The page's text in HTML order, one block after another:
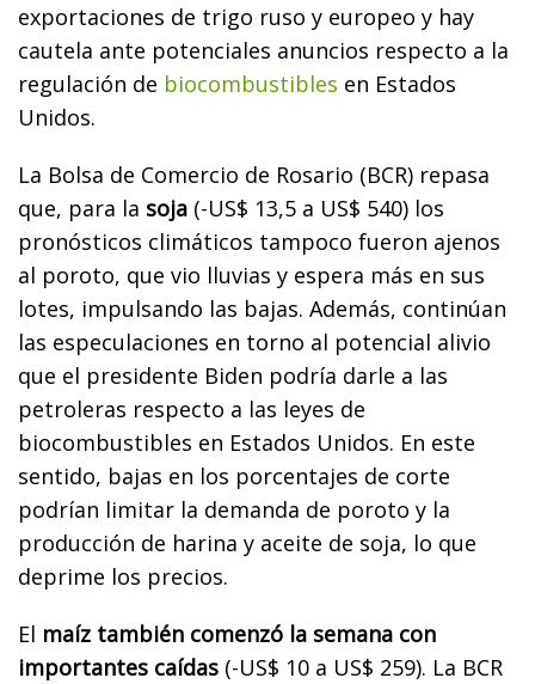
exportaciones de trigo ruso y europeo y hay
cautela ante potenciales anuncios respecto a la
regulación de biocombustibles en Estados
Unidos.
La Bolsa de Comercio de Rosario (BCR) repasa
que, para la soja (-US$ 13,5 a US$ 540) los
pronósticos climáticos tampoco fueron ajenos
al poroto, que vio lluvias y espera más en sus
lotes, impulsando las bajas. Además, continúan
las especulaciones en torno al potencial alivio
que el presidente Biden podría darle a las
petroleras respecto a las leyes de
biocombustibles en Estados Unidos. En este
sentido, bajas en los porcentajes de corte
podrían limitar la demanda de poroto y la
producción de harina y aceite de soja, lo que
deprime los precios.
El maíz también comenzó la semana con
importantes caídas (-US$ 10 a US$ 259). La BCR